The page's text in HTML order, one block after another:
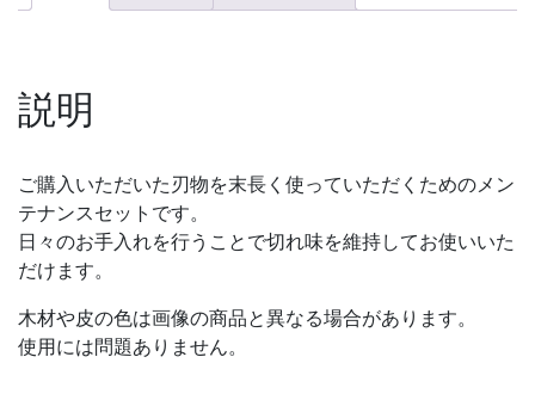
説明
ご購入いただいた刃物を末長く使っていただくためのメン
テナンスセットです。
日々のお手入れを行うことで切れ味を維持してお使いいた
だけます。
木材や皮の色は画像の商品と異なる場合があります。
使用には問題ありません。